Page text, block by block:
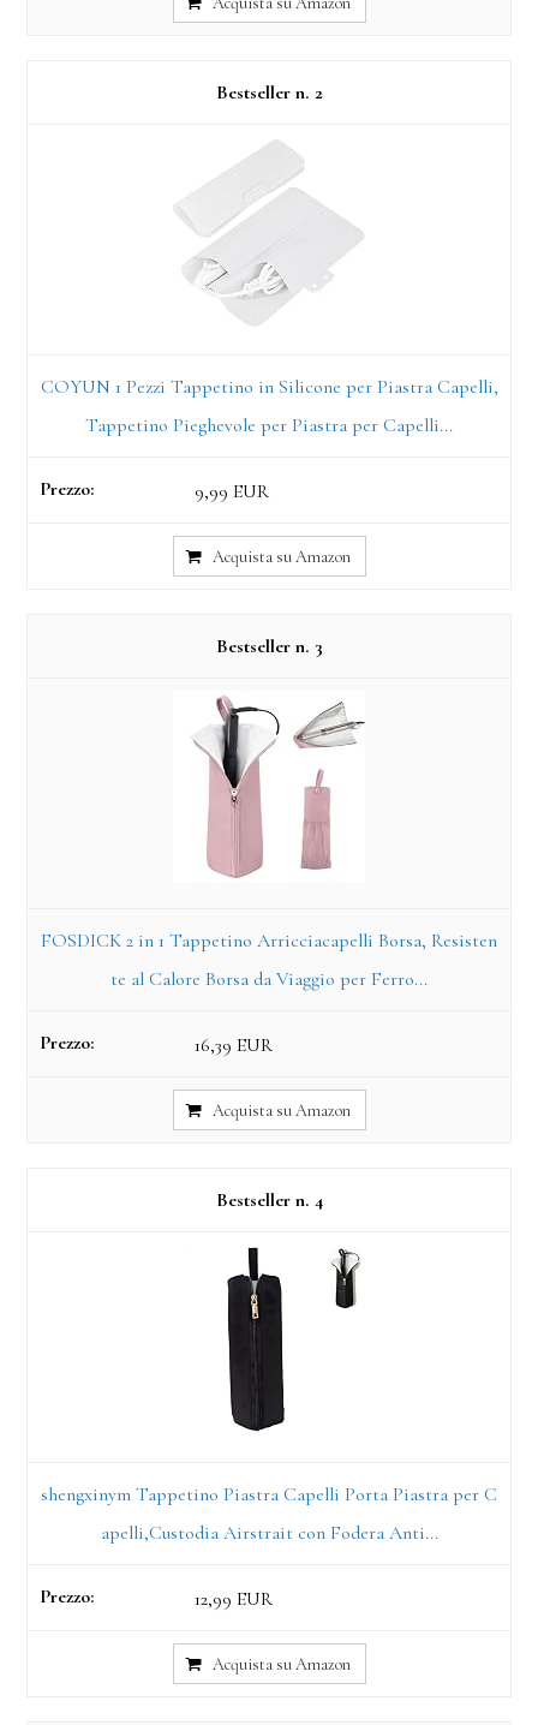
2
COYUN 1 Pezzi Tappetino in Silicone per Piastra Capelli,
Tappetino Pieghevole per Piastra per Capelli...
9,99 EUR
Acquista su Amazon
3
FOSDICK 2 in 1 Tappetino Arricciacapelli Borsa, Resisten
te al Calore Borsa da Viaggio per Ferro...
16,39 EUR
Acquista su Amazon
4
shengxinym Tappetino Piastra Capelli Porta Piastra per C
apelli,Custodia Airstrait con Fodera Anti...
12,99 EUR
Acquista su Amazon